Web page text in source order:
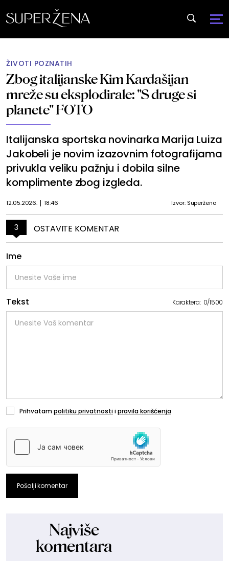
ŽIVOTI POZNATIH
Zbog italijanske Kim Kardašijan
mreže su eksplodirale: "S druge si
planete" FOTO
Italijanska sportska novinarka Marija Luiza
Jakobeli je novim izazovnim fotografijama
privukla veliku pažnju i dobila silne
komplimente zbog izgleda.
12.05.2026. 18:46 Izvor: Superžena
3 OSTAVITE KOMENTAR
Ime
Tekst Karaktera: 0/1500
Prihvatampolitiku privatnostiipravila korišćenja
Pošalji komentar
Najviše
komentara